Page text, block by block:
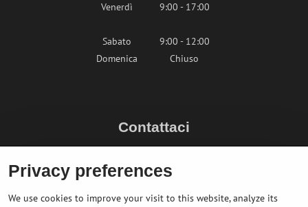
Venerdì
9:00 - 17:00
Sabato
9:00 - 12:00
Domenica
Chiuso
Contattaci
+436764858804 (AT)
Privacy preferences
We use cookies to improve your visit to this website, analyze its